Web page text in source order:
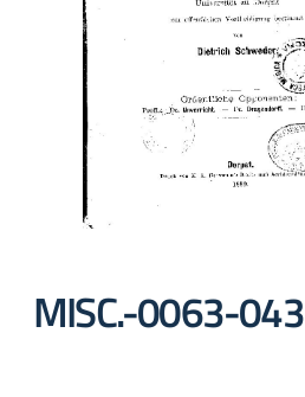
MISC.-0063-043